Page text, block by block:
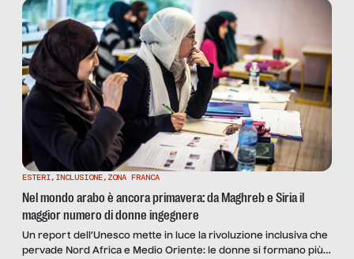
ESTERI, INCLUSIONE, ZONA FRANCA
Nel mondo arabo è ancora primavera: da Maghreb e Siria il
maggior numero di donne ingegnere
Un report dell’Unesco mette in luce la rivoluzione inclusiva che
pervade Nord Africa e Medio Oriente: le donne si formano più